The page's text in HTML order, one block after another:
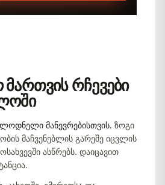
რჩევები
მანევრებისთვის. ზოგი
მაჩვენებლის გარეშე იცვლის
ასწრებს. დაიცავით